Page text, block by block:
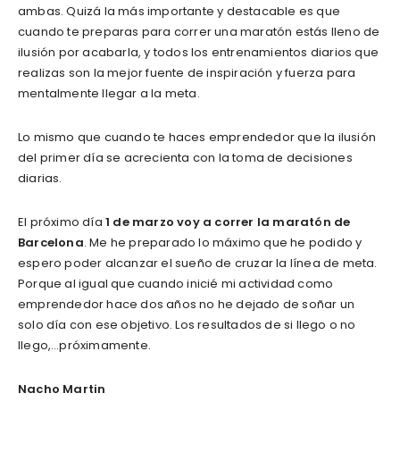
ambas. Quizá la más importante y destacable es que
cuando te preparas para correr una maratón estás lleno de
ilusión por acabarla, y todos los entrenamientos diarios que
realizas son la mejor fuente de inspiración y fuerza para
mentalmente llegar a la meta.
Lo mismo que cuando te haces emprendedor que la ilusión
del primer día se acrecienta con la toma de decisiones
diarias.
El próximo día 1 de marzo voy a correr la maratón de
Barcelona. Me he preparado lo máximo que he podido y
espero poder alcanzar el sueño de cruzar la línea de meta.
Porque al igual que cuando inicié mi actividad como
emprendedor hace dos años no he dejado de soñar un
solo día con ese objetivo. Los resultados de si llego o no
llego,…próximamente.
Nacho Martin